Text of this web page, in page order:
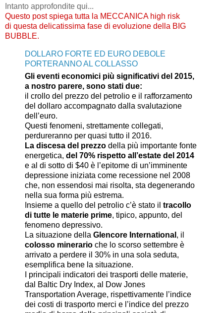
Intanto approfondite qui...
Questo post spiega tutta la MECCANICA high risk
di questa delicatissima fase di evoluzione della BIG
BUBBLE.
DOLLARO FORTE ED EURO DEBOLE
PORTERANNO AL COLLASSO
Gli eventi economici più significativi del 2015,
a nostro parere, sono stati due:
il crollo del prezzo del petrolio e il rafforzamento
del dollaro accompagnato dalla svalutazione
dell’euro.
Questi fenomeni, strettamente collegati,
perdureranno per quasi tutto il 2016.
La discesa del prezzo della più importante fonte
energetica, del 70% rispetto all’estate del 2014
e al di sotto di $40 è l’epitome di un’imminente
depressione iniziata come recessione nel 2008
che, non essendosi mai risolta, sta degenerando
nella sua forma più estrema.
Insieme a quello del petrolio c’è stato il tracollo
di tutte le materie prime, tipico, appunto, del
fenomeno depressivo.
La situazione della Glencore International , il
colosso minerario che lo scorso settembre è
arrivato a perdere il 30% in una sola seduta,
esemplifica bene la situazione.
I principali indicatori dei trasporti delle materie,
dal Baltic Dry Index, al Dow Jones
Transportation Average, rispettivamente l’indice
dei costi di trasporto merci e l’indice del prezzo